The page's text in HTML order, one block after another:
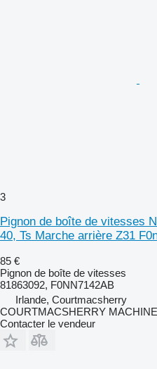
3
Pignon de boîte de vitesses
40, Ts Marche arrière Z31
85 €
Pignon de boîte de vitesses
81863092, F0NN7142AB
Irlande, Courtmacsherry
COURTMACSHERRY
Contacter le vendeur